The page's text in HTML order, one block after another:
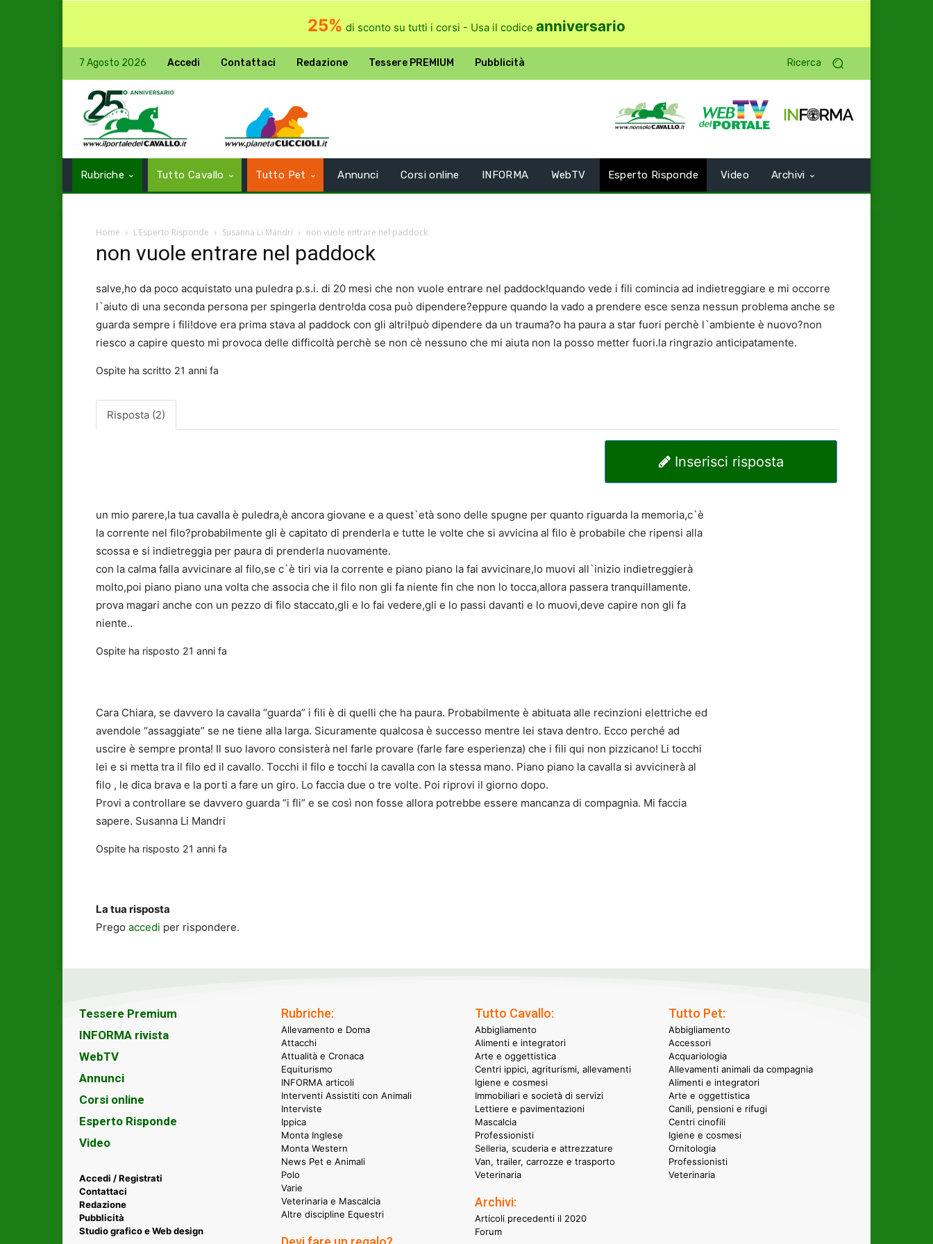
25% di sconto su tutti i corsi - Usa il codice anniversario
7 Agosto 2026 Accedi Contattaci Redazione Tessere PREMIUM Pubblicità Ricerca
Rubriche Tutto Cavallo Tutto Pet Annunci Corsi online INFORMA WebTV Esperto Risponde Video Archivi
Home L’Esperto Risponde Susanna Li Mandri non vuole entrare nel paddock
non vuole entrare nel paddock
salve,ho da poco acquistato una puledra p.s.i. di 20 mesi che non vuole entrare nel paddock!quando vede i fili comincia ad indietreggiare e mi occorre
l`aiuto di una seconda persona per spingerla dentro!da cosa può dipendere?eppure quando la vado a prendere esce senza nessun problema anche se
guarda sempre i fili!dove era prima stava al paddock con gli altri!può dipendere da un trauma?o ha paura a star fuori perchè l`ambiente è nuovo?non
riesco a capire questo mi provoca delle difficoltà perchè se non cè nessuno che mi aiuta non la posso metter fuori.la ringrazio anticipatamente.
Ospite ha scritto 21 anni fa
Risposta (2)
Inserisci risposta
un mio parere,la tua cavalla è puledra,è ancora giovane e a quest`età sono delle spugne per quanto riguarda la memoria,c`è
la corrente nel filo?probabilmente gli è capitato di prenderla e tutte le volte che si avvicina al filo è probabile che ripensi alla
scossa e si indietreggia per paura di prenderla nuovamente.
con la calma falla avvicinare al filo,se c`è tiri via la corrente e piano piano la fai avvicinare,lo muovi all`inizio indietreggierà
molto,poi piano piano una volta che associa che il filo non gli fa niente fin che non lo tocca,allora passera tranquillamente.
prova magari anche con un pezzo di filo staccato,gli e lo fai vedere,gli e lo passi davanti e lo muovi,deve capire non gli fa
niente..
Ospite ha risposto 21 anni fa
Cara Chiara, se davvero la cavalla “guarda” i fili è di quelli che ha paura. Probabilmente è abituata alle recinzioni elettriche ed
avendole “assaggiate” se ne tiene alla larga. Sicuramente qualcosa è successo mentre lei stava dentro. Ecco perché ad
uscire è sempre pronta! Il suo lavoro consisterà nel farle provare (farle fare esperienza) che i fili qui non pizzicano! Li tocchi
lei e si metta tra il filo ed il cavallo. Tocchi il filo e tocchi la cavalla con la stessa mano. Piano piano la cavalla si avvicinerà al
filo , le dica brava e la porti a fare un giro. Lo faccia due o tre volte. Poi riprovi il giorno dopo.
Provi a controllare se davvero guarda “i fli” e se così non fosse allora potrebbe essere mancanza di compagnia. Mi faccia
sapere. Susanna Li Mandri
Ospite ha risposto 21 anni fa
La tua risposta
Prego accedi per rispondere.
Tessere Premium
INFORMA rivista
WebTV
Annunci
Corsi online
Esperto Risponde
Video
Accedi / Registrati
Contattaci
Redazione
Pubblicità
Studio grafico e Web design
Rubriche:
Allevamento e Doma
Attacchi
Attualità e Cronaca
Equiturismo
INFORMA articoli
Interventi Assistiti con Animali
Interviste
Ippica
Monta Inglese
Monta Western
News Pet e Animali
Polo
Varie
Veterinaria e Mascalcia
Altre discipline Equestri
Tutto Cavallo:
Abbigliamento
Alimenti e integratori
Arte e oggettistica
Centri ippici, agriturismi, allevamenti
Igiene e cosmesi
Immobiliari e società di servizi
Lettiere e pavimentazioni
Mascalcia
Professionisti
Selleria, scuderia e attrezzature
Van, trailer, carrozze e trasporto
Veterinaria
Archivi:
Articoli precedenti il 2020
Forum
Tutto Pet:
Abbigliamento
Accessori
Acquariologia
Allevamenti animali da compagnia
Alimenti e integratori
Arte e oggettistica
Canili, pensioni e rifugi
Centri cinofili
Igiene e cosmesi
Ornitologia
Professionisti
Veterinaria